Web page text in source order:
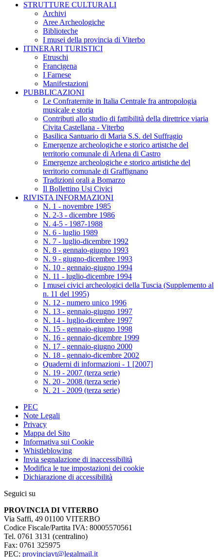
STRUTTURE CULTURALI
Archivi
Aree Archeologiche
Biblioteche
I musei della provincia di Viterbo
ITINERARI TURISTICI
Etruschi
Francigena
I Farnese
Manifestazioni
PUBBLICAZIONI
Le Confraternite in Italia Centrale fra antropologia
musicale e storia
Contributi allo studio di fattibilità della direttrice viaria
Civita Castellana - Viterbo
Basilica Santuario di Maria S.S. del Suffragio
Emergenze archeologiche e storico artistche del
territorio comunale di Arlena di Castro
Emergenze archeologiche e storico artistiche del
territorio comunale di Graffignano
Tradizioni orali a Bomarzo
Il Bollettino Usi Civici
RIVISTA INFORMAZIONI
N. 1 - novembre 1985
N. 2-3 - dicembre 1986
N. 4-5 - 1987-1988
N. 6 - luglio 1989
N. 7 - luglio-dicembre 1992
N. 8 - gennaio-giugno 1993
N. 9 - giugno-dicembre 1993
N. 10 - gennaio-giugno 1994
N. 11 - luglio-dicembre 1994
I musei civici archeologici della Tuscia (Supplemento al
n. 11 del 1995)
N. 12 - numero unico 1996
N. 13 - gennaio-giugno 1997
N. 14 - luglio-dicembre 1997
N. 15 - gennaio-giugno 1998
N. 16 - gennaio-dicembre 1999
N. 17 - gennaio-giugno 2000
N. 18 - gennaio-dicembre 2002
Quaderni di informazioni - 1 [2007]
N. 19 - 2007 (terza serie)
N. 20 - 2008 (terza serie)
N. 21 - 2009 (terza serie)
PEC
Note Legali
Privacy
Mappa del Sito
Informativa sui Cookie
Whistleblowing
Invia segnalazione di inaccessibilità
Modifica le tue impostazioni dei cookie
Dichiarazione di accessibilità
Seguici su
PROVINCIA DI VITERBO
Via Saffi, 49 01100 VITERBO
Codice Fiscale/Partita IVA: 80005570561
Tel. 0761 3131 (centralino)
Fax: 0761 325975
PEC: provinciavt@legalmail.it